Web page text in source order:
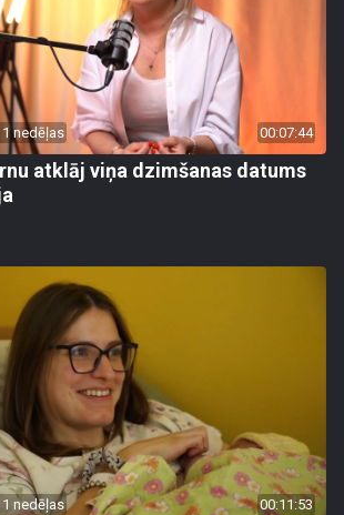
nedēļas 00:07:44
atklāj viņa dzimšanas datums
nedēļas 00:11:53